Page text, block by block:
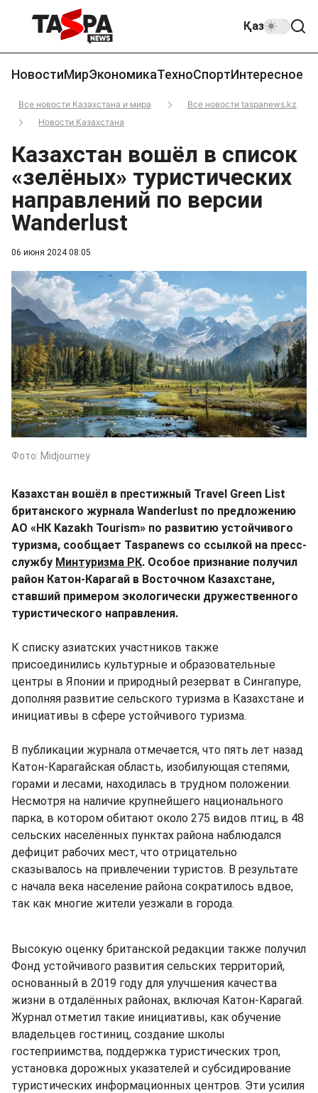
Қаз
НовостиМирЭкономикаТехноСпортИнтересное
Все новости Казахстана и мира
Все новости taspanews.kz
Новости Казахстана
06 июня 2024 08:05
Казахстан вошёл в список
«зелёных» туристических
направлений по версии
Wanderlust
Фото: Midjourney
Казахстан вошёл в престижный Travel Green List
британского журнала Wanderlust по предложению
АО «НК Kazakh Tourism» по развитию устойчивого
туризма, сообщает Taspanews со ссылкой на пресс-
службу Минтуризма РК. Особое признание получил
район Катон-Карагай в Восточном Казахстане,
ставший примером экологически дружественного
туристического направления.
К списку азиатских участников также
присоединились культурные и образовательные
центры в Японии и природный резерват в Сингапуре,
дополняя развитие сельского туризма в Казахстане и
инициативы в сфере устойчивого туризма.
В публикации журнала отмечается, что пять лет назад
Катон-Карагайская область, изобилующая степями,
горами и лесами, находилась в трудном положении.
Несмотря на наличие крупнейшего национального
парка, в котором обитают около 275 видов птиц, в 48
сельских населённых пунктах района наблюдался
дефицит рабочих мест, что отрицательно
сказывалось на привлечении туристов. В результате
с начала века население района сократилось вдвое,
так как многие жители уезжали в города.
Высокую оценку британской редакции также получил
Фонд устойчивого развития сельских территорий,
основанный в 2019 году для улучшения качества
жизни в отдалённых районах, включая Катон-Карагай.
Журнал отметил такие инициативы, как обучение
владельцев гостиниц, создание школы
гостеприимства, поддержка туристических троп,
установка дорожных указателей и субсидирование
туристических информационных центров. Эти усилия